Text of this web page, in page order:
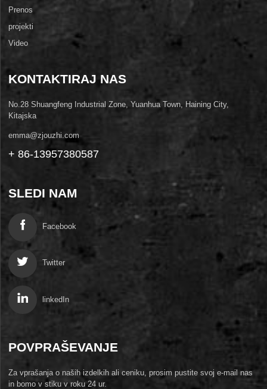
Prenos
projekti
Video
KONTAKTIRAJ NAS
No.28 Shuangfeng Industrial Zone, Yuanhua Town, Haining City,
Kitajska
emma@zjouzhi.com
+ 86-13957380587
SLEDI NAM
Facebook
Twitter
linkedIn
POVPRAŠEVANJE
Za vprašanja o naših izdelkih ali ceniku, prosim pustite svoj e-mail nas
in bomo v stiku v roku 24 ur.